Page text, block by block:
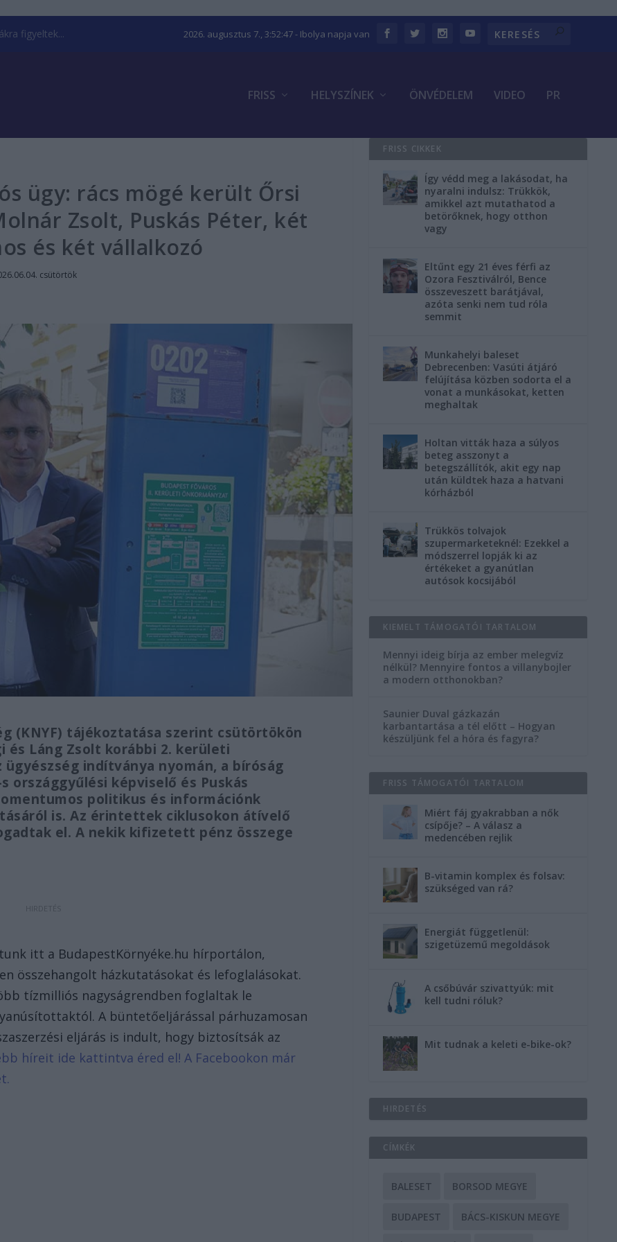
figyeltek... 2026. augusztus 7., 3:52:48- Ibolya napja van
FRISS HELYSZÍNEK ÖNVÉDELEM VIDEO PR
ügy: rács mögé került Őrsi
Zsolt, Puskás Péter, két
és két vállalkozó
csütörtök
(KNYF) tájékoztatása szerint csütörtökön
és Láng Zsolt korábbi 2. kerületi
indítványa nyomán, a bíróság
képviselő és Puskás
politikus és információnk
is. Az érintettek ciklusokon átívelő
el. A nekik kifizetett pénz összege
itt a BudapestKörnyéke.hu hírportálon,
összehangolt házkutatásokat és lefoglalásokat.
tízmilliós nagyságrendben foglaltak le
A büntetőeljárással párhuzamosan
eljárás is indult, hogy biztosítsák az
híreit ide kattintva éred el! A Facebookon már
FRISS CIKKEK
Így védd meg a lakásodat, ha
nyaralni indulsz: Trükkök,
amikkel azt mutathatod a
betörőknek, hogy otthon
vagy
Eltűnt egy 21 éves férfi az
Ozora Fesztiválról, Bence
összeveszett barátjával,
azóta senki nem tud róla
semmit
Munkahelyi baleset
Debrecenben: Vasúti átjáró
felújítása közben sodorta el a
vonat a munkásokat, ketten
meghaltak
Holtan vitták haza a súlyos
beteg asszonyt a
betegszállítók, akit egy nap
után küldtek haza a hatvani
kórházból
Trükkös tolvajok
szupermarketeknél: Ezekkel a
módszerrel lopják ki az
értékeket a gyanútlan
autósok kocsijából
KIEMELT TÁMOGATÓI TARTALOM
Mennyi ideig bírja az ember melegvíz
nélkül? Mennyire fontos a villanybojler
a modern otthonokban?
Saunier Duval gázkazán
karbantartása a tél előtt – Hogyan
készüljünk fel a hóra és fagyra?
FRISS TÁMOGATÓI TARTALOM
Miért fáj gyakrabban a nők
csípője? – A válasz a
medencében rejlik
B-vitamin komplex és folsav:
szükséged van rá?
Energiát függetlenül:
szigetüzemű megoldások
A csőbúvár szivattyúk: mit
kell tudni róluk?
Mit tudnak a keleti e-bike-ok?
HIRDETÉS
CÍMKÉK
BALESET BORSOD MEGYE
BUDAPEST BÁCS-KISKUN MEGYE